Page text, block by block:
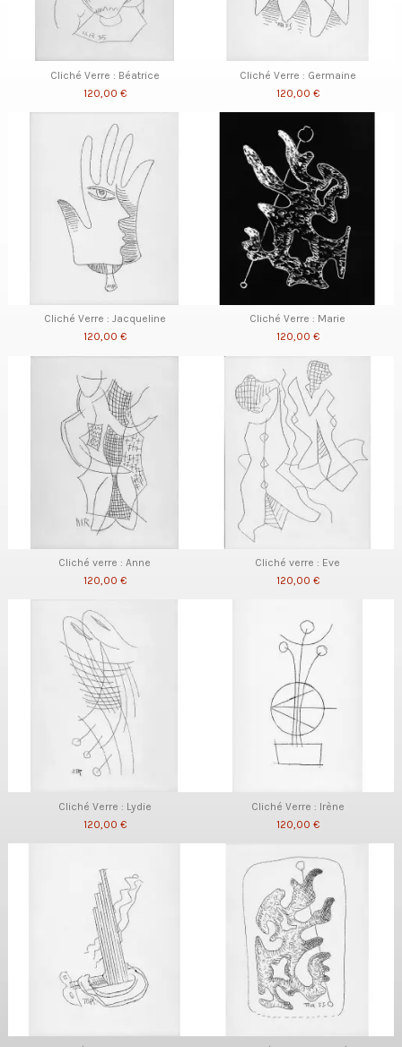
Cliché Verre : Béatrice
120,00 €
Cliché Verre : Germaine
120,00 €
Cliché Verre : Jacqueline
120,00 €
Cliché Verre : Marie
120,00 €
Cliché verre : Anne
120,00 €
Cliché verre : Eve
120,00 €
Cliché Verre : Lydie
120,00 €
Cliché Verre : Irène
120,00 €